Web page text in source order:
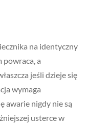
na identyczny
a
jeśli dzieje się
wymaga
awarie nigdy nie są
usterce w